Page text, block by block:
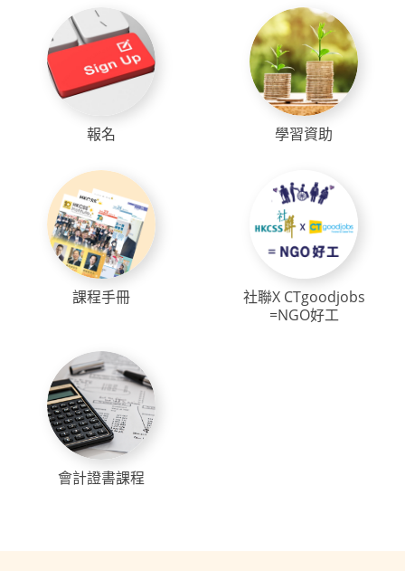
報名 學習資助
課程手冊
社聯X CTgoodjobs
=NGO好工
會計證書課程